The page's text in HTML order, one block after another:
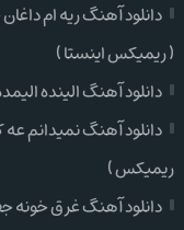
دانلود آهنگ ریه ام
( ریمیکس اینستا )
دانلود آهنگ الینده
دانلود آهنگ نمیدانم عه
ریمیکس )
دانلود آهنگ غرق